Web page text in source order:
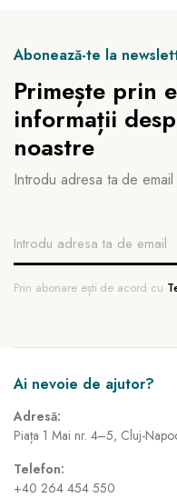
Abonează-te la
Primește prin
informații
noastre
Introdu adresa ta de
Prin abonare ești de acord cu
Ai nevoie de ajutor?
Adresă:
Piața 1 Mai nr. 4–5, Cluj-
Telefon:
+40 264 454 550